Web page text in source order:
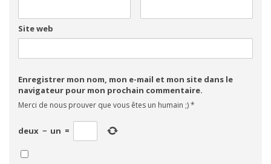
Site web
Enregistrer mon nom, mon e-mail et mon site dans le
navigateur pour mon prochain commentaire.
Merci de nous prouver que vous êtes un humain ;)*
deux − un =